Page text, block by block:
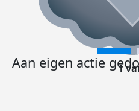
Aan eigen actie 1